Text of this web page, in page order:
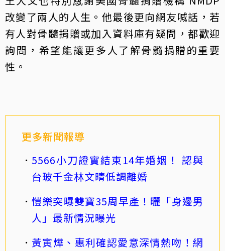
改變了兩人的人生。他最後更向網友喊話，若
有人對骨髓捐贈或加入資料庫有疑問，都歡迎
詢問，希望能讓更多人了解骨髓捐贈的重要
性。
更多新聞報導
5566小刀證實結束14年婚姻！ 認與
台玻千金林文晴低調離婚
愷樂突曝雙寶35周早產！曬「身邊男
人」最新情況曝光
黃寅燁、惠利確認愛意深情熱吻！網